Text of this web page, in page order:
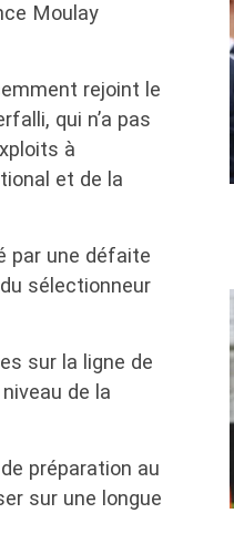
Moulay
rejoint le
qui n’a pas
à
et de la
par une défaite
sélectionneur
sur la ligne de
de la
préparation au
sur une longue